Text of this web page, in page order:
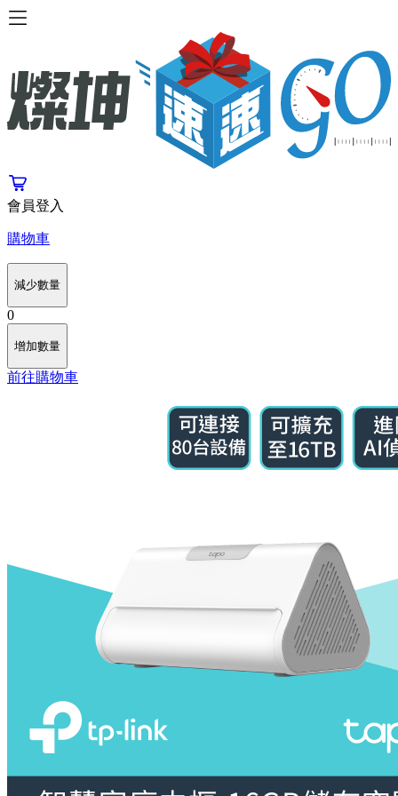
會員登入
購物車
減少數量
0
增加數量
前往購物車